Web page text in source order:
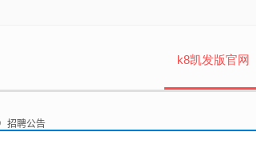
k8凯发版官网
招聘公告